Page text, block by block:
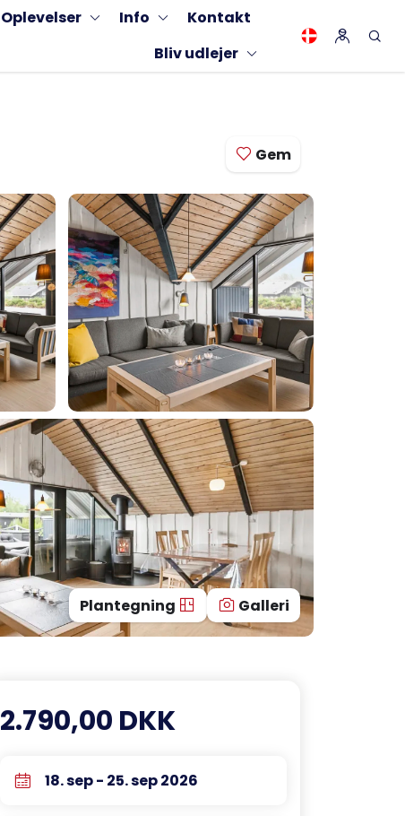
Oplevelser Info
Kontakt
Bliv udlejer
Gem
Plantegning Galleri
2.790,00 DKK
18. sep - 25. sep 2026